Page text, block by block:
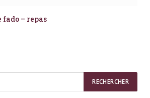
– repas